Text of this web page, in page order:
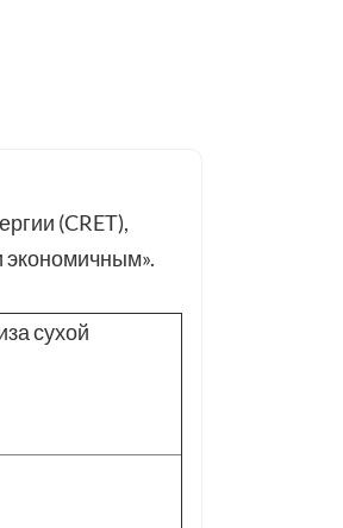
(CRET),
экономичным».
сухой